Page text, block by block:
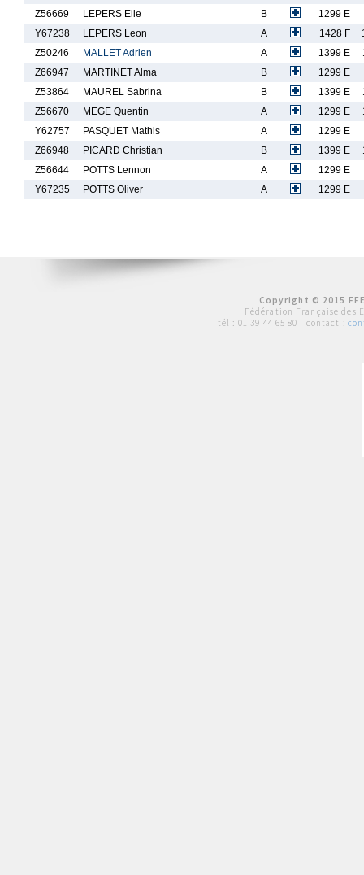
Z56669
LEPERS Elie B
1299 E
Y67238
LEPERS Leon A 1428 F
Z50246
MALLET Adrien A 1399 E
Z66947
MARTINET Alma B
1299 E
Z53864
MAUREL Sabrina B 1399 E
Z56670
MEGE Quentin A 1299 E
Y62757
PASQUET Mathis A
1299 E
Z66948
PICARD Christian B 1399 E
Z56644
POTTS Lennon A
1299 E
Y67235
POTTS Oliver A 1299 E
Copyright © 2015
Fédération Française des
tél : 01 39 44 65 80 | contact :